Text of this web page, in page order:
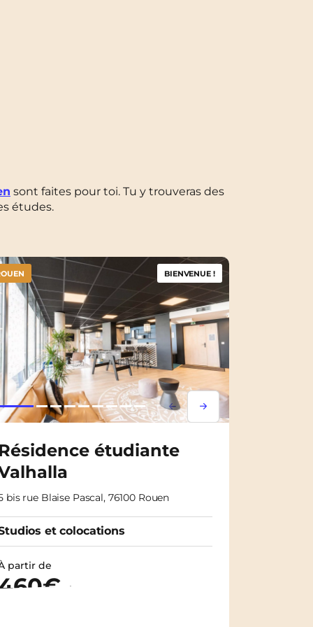
sont faites pour toi. Tu y trouveras des
études.
Lorem ipsumLorem ipsum
BIENVENUE !
étudiante
bis rue Blaise Pascal, 76100 Rouen
et colocations
partir de
/ mois